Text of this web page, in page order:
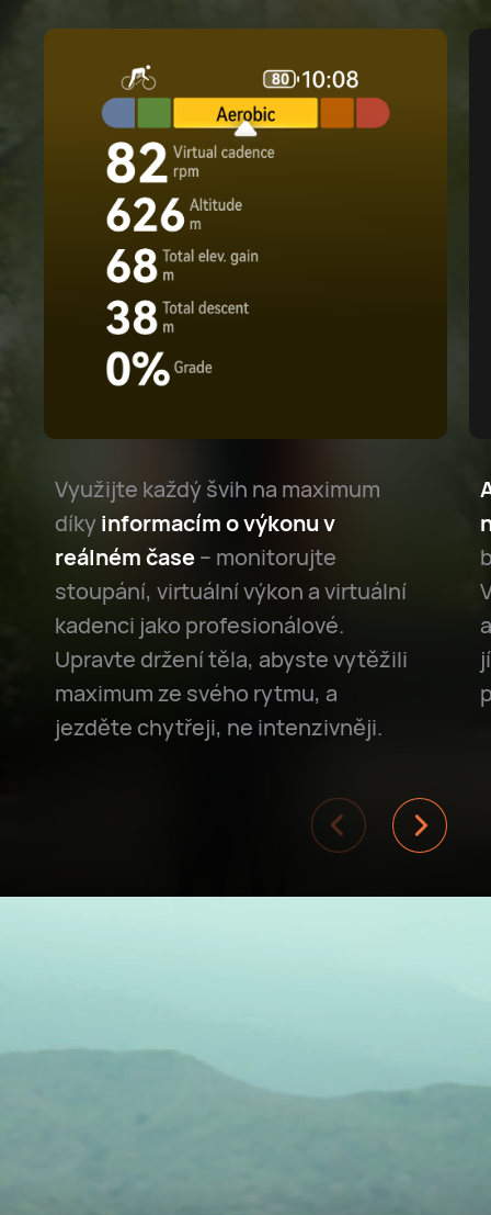
Využijte každý švih na maximum
díkyinformacím o výkonu v
reálném čase– monitorujte
stoupání, virtuální výkon a virtuální
kadenci jako profesionálové.
Upravte držení těla, abyste vytěžili
maximum ze svého rytmu, a
jezděte chytřeji, ne intenzivněji.